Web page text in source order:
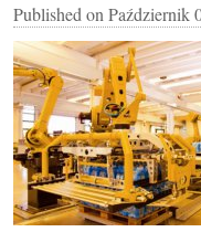
Published on Październik